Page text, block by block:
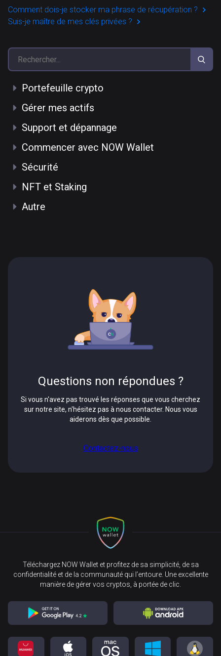
Comment dois-je stocker ma phrase de récupération ?
Suis-je maître de mes clés privées ?
Portefeuille crypto
Gérer mes actifs
Support et dépannage
Commencer avec NOW Wallet
Sécurité
NFT et Staking
Autre
Questions non répondues ?
Si vous n'avez pas trouvé les réponses que vous cherchez
sur notre site, n'hésitez pas à nous contacter. Nous vous
aiderons dès que possible.
Contactez-nous
Téléchargez NOW Wallet et profitez de sa simplicité, de sa
confidentialité et de la communauté qui l’entoure. Une excellente
manière de gérer vos cryptos, à portée de clic.